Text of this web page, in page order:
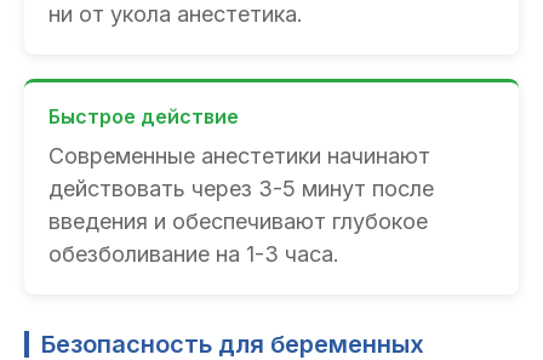
ни от укола анестетика.
Быстрое действие
Современные анестетики начинают
действовать через 3-5 минут после
введения и обеспечивают глубокое
обезболивание на 1-3 часа.
Безопасность для беременных